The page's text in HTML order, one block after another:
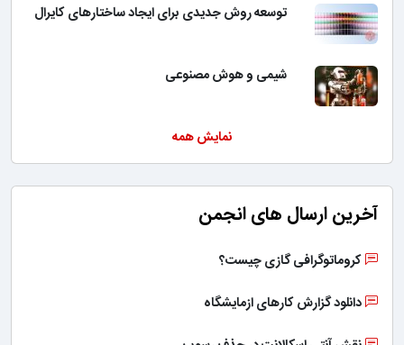
توسعه روش جدیدی برای ایجاد ساختارهای کایرال
شیمی و هوش مصنوعی
نمایش همه
آخرین ارسال های انجمن
کروماتوگرافی گازی چیست؟
دانلود گزارش کارهای ازمایشگاه